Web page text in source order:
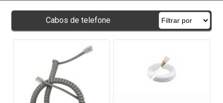
Cabos de telefone